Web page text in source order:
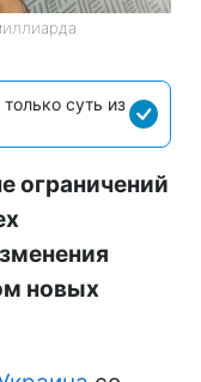
суть из
ограничений
новых